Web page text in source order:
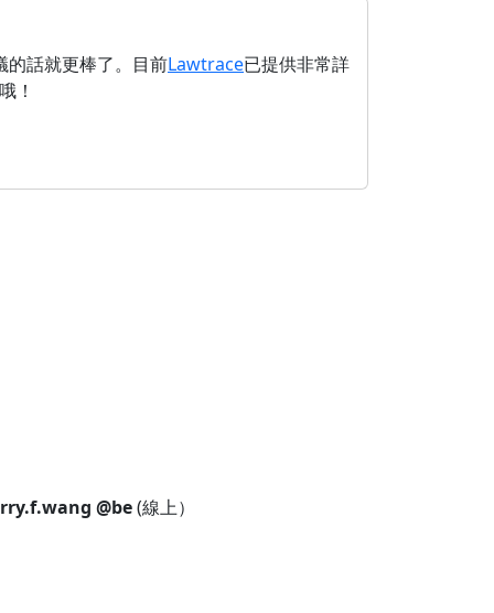
的話就更棒了。目前Lawtrace已提供非常詳
！
@be(線上）